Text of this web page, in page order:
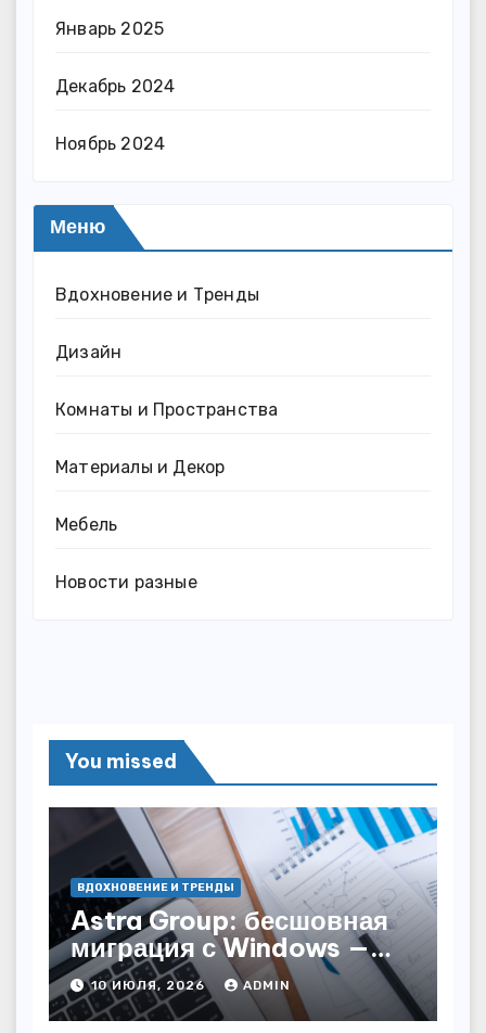
Январь 2025
Декабрь 2024
Ноябрь 2024
Меню
Вдохновение и Тренды
Дизайн
Комнаты и Пространства
Материалы и Декор
Мебель
Новости разные
You missed
ВДОХНОВЕНИЕ И ТРЕНДЫ
Astra Group: бесшовная
миграция с Windows —
как сохранить бизнес-
непрерывность
10 ИЮЛЯ, 2026 ADMIN